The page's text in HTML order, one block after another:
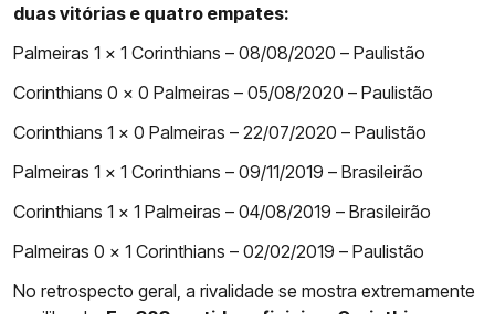
duas vitórias e quatro empates:
Palmeiras 1 x 1 Corinthians – 08/08/2020 – Paulistão
Corinthians 0 x 0 Palmeiras – 05/08/2020 – Paulistão
Corinthians 1 x 0 Palmeiras – 22/07/2020 – Paulistão
Palmeiras 1 x 1 Corinthians – 09/11/2019 – Brasileirão
Corinthians 1 x 1 Palmeiras – 04/08/2019 – Brasileirão
Palmeiras 0 x 1 Corinthians – 02/02/2019 – Paulistão
No retrospecto geral, a rivalidade se mostra extremamente